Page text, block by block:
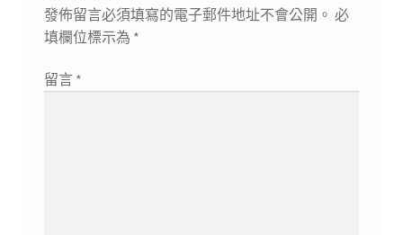
發佈留言必須填寫的電子郵件地址不會公開。 必
填欄位標示為 *
留言 *